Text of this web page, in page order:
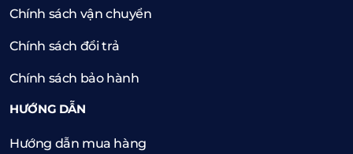
Chính sách vận chuyển
Chính sách đổi trả
Chính sách bảo hành
HƯỚNG DẪN
Hướng dẫn mua hàng